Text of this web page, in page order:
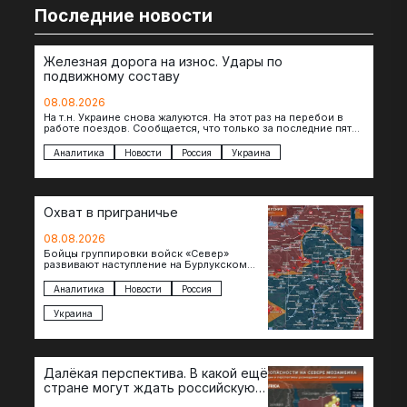
Последние новости
Железная дорога на износ. Удары по
подвижному составу
08.08.2026
На т.н. Украине снова жалуются. На этот раз на перебои в
работе поездов. Сообщается, что только за последние пять
Аналитика Новости Россия Украина
Охват в приграничье
08.08.2026
Бойцы группировки войск «Север»
развивают наступление на Бурлукском
теснят противника сразу на нескольких
участках, создавая угрозу охвата…
Аналитика Новости Россия
Украина
Далёкая перспектива. В какой ещё
стране могут ждать российскую